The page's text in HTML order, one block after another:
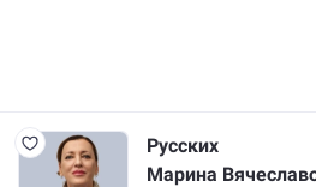
Русских
Марина